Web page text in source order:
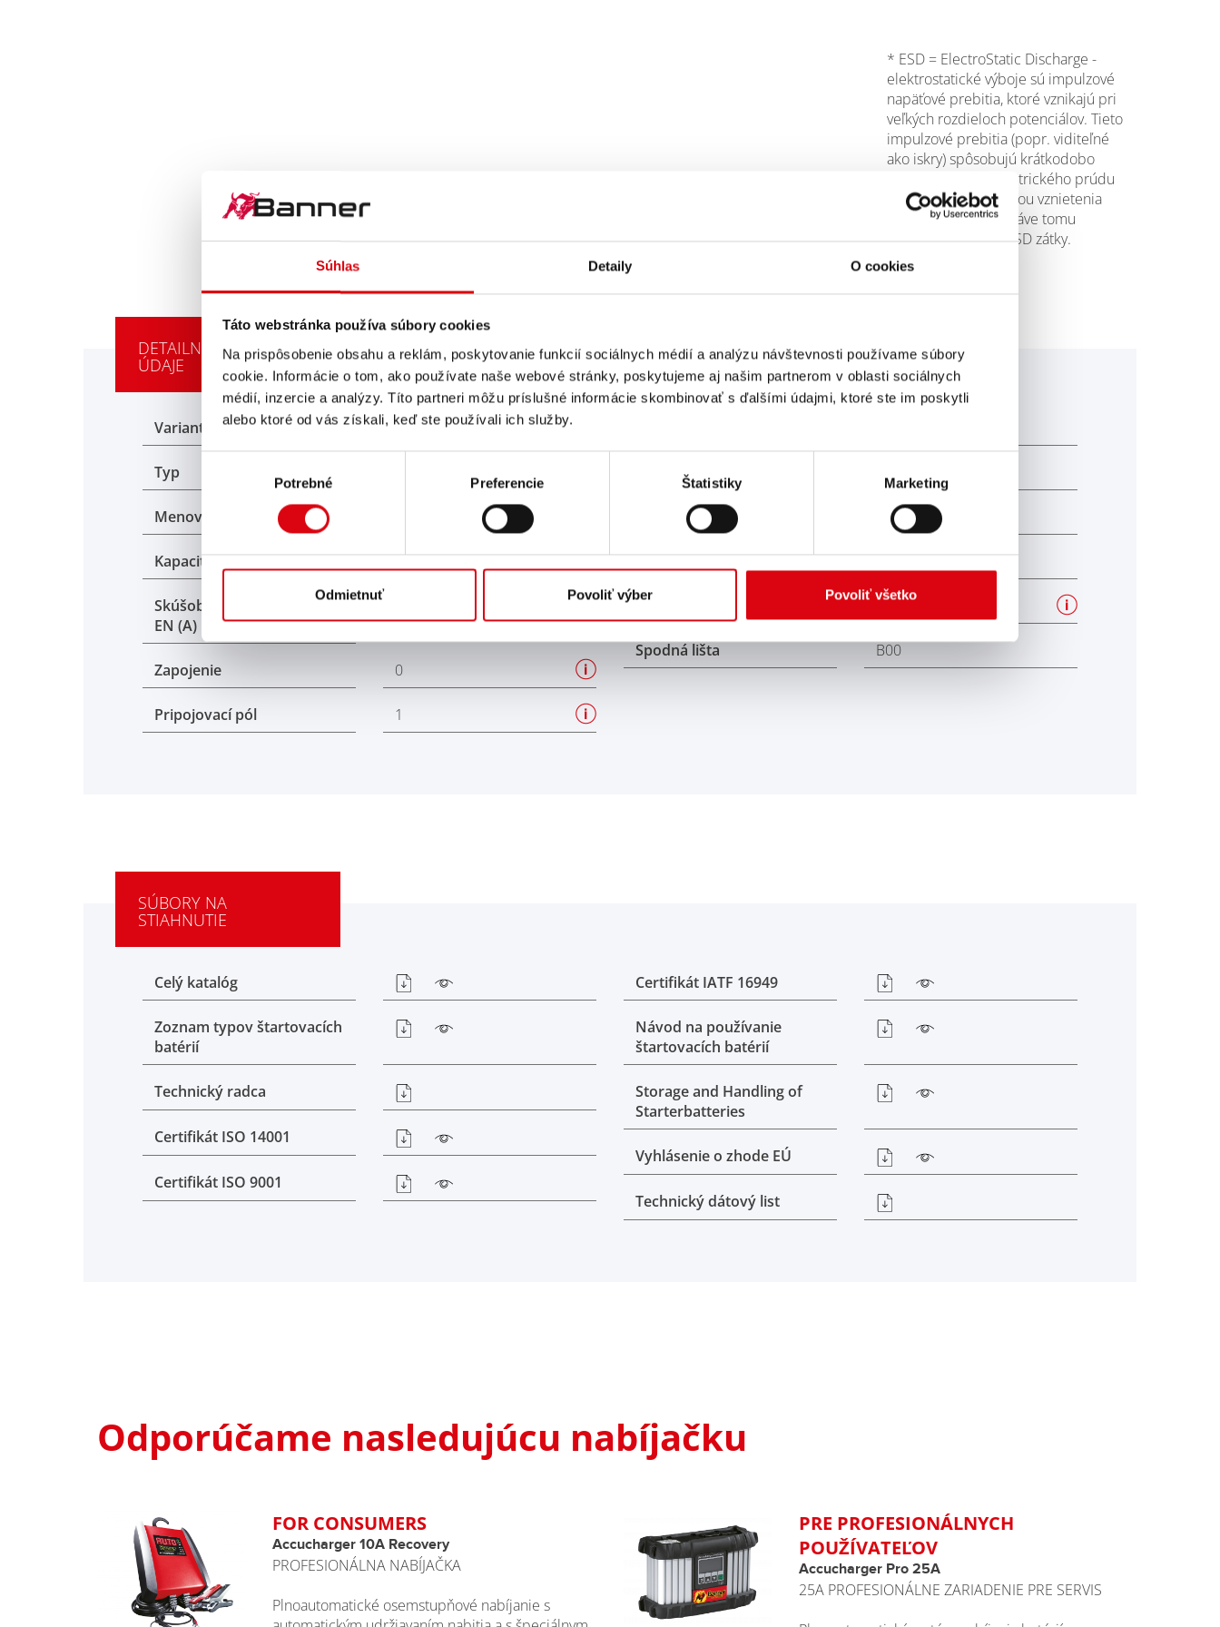
Súhlas Detaily O cookies
Táto webstránka používa súbory cookies
Na prispôsobenie obsahu a reklám, poskytovanie funkcií sociálnych médií a analýzu návštevnosti používame súbory
cookie. Informácie o tom, ako používate naše webové stránky, poskytujeme aj našim partnerom v oblasti sociálnych
médií, inzercie a analýzy. Títo partneri môžu príslušné informácie skombinovať s ďalšími údajmi, ktoré ste im poskytli
alebo ktoré od vás získali, keď ste používali ich služby.
Potrebné Preferencie Štatistiky Marketing
Odmietnuť Povoliť výber Povoliť všetko
* ESD = ElectroStatic Discharge -
elektrostatické výboje sú impulzové
napäťové prebitia, ktoré vznikajú pri
veľkých rozdieloch potenciálov. Tieto
impulzové prebitia (popr. viditeľné
ako iskry) spôsobujú krátkodobo
vysokú hodnotu elektrického prúdu
a môžu sa stať príčinou vznietenia
horľavých látok. A práve tomu
bezpečne zabráni ESD zátky.
DETAILNÉ TECHNICKÉ
ÚDAJE
Variant produktu Buffalo Bull SLI
Typ
Menovité napätie (V)
Kapacita K20 (Ah) 100
Skúšobný prúd za studena
EN (A)
Zapojenie 0
Pripojovací pól 1
Max. Šírka (mm)
Max. Výška skrinky (mm) 195
Max. Celková výška (mm) 220
Vlastnosti batérie mG
Spodná lišta B00
SÚBORY NA
STIAHNUTIE
Celý katalóg
Zoznam typov štartovacích
batérií
Technický radca
Certifikát ISO 14001
Certifikát ISO 9001
Certifikát IATF 16949
Návod na používanie
štartovacích batérií
Storage and Handling of
Starterbatteries
Vyhlásenie o zhode EÚ
Technický dátový list
Odporúčame nasledujúcu nabíjačku
FOR CONSUMERS
Accucharger 10A Recovery
PROFESIONÁLNA NABÍJAČKA
Plnoautomatické osemstupňové nabíjanie s
PRE PROFESIONÁLNYCH
POUŽÍVATEĽOV
Accucharger Pro 25A
25A PROFESIONÁLNE ZARIADENIE PRE SERVIS